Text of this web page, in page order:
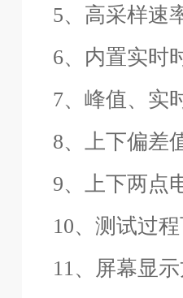
5、高采样速
6、内置实时
7、峰值、实
8、上下偏差
9、上下两点
10、测试过
11、屏幕显